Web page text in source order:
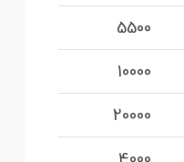
5500
10000
20000